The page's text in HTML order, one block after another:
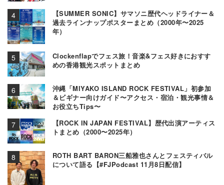
【SUMMER SONIC】サマソニ歴代ヘッドライナー＆
過去ラインナップポスターまとめ（2000年〜2025
年）
Clockenflapでフェス旅！音楽&フェス好きにおすす
めの香港観光スポットまとめ
沖縄「MIYAKO ISLAND ROCK FESTIVAL」初参加
＆ビギナー向けガイド〜アクセス・宿泊・観光事情＆
お役立ちTips〜
【ROCK IN JAPAN FESTIVAL】歴代出演アーティス
トまとめ（2000〜2025年）
ROTH BART BARON三船雅也さんとフェスティバル
について語る【#FJPodcast 11月8日配信】